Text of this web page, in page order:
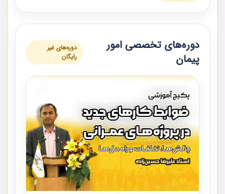
دوره‌های تخصصی امور
پیمان
دوره‌های غیر
رایگان